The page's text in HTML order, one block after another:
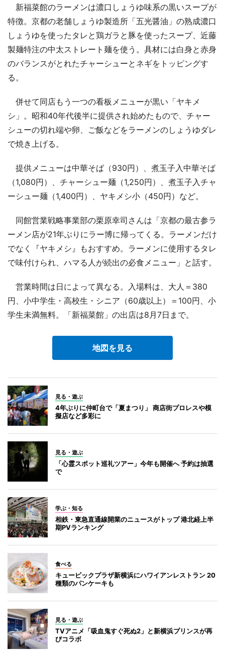
新福菜館のラーメンは濃口しょうゆ味系の黒いスープが
特徴。京都の老舗しょうゆ製造所「五光醤油」の熟成濃口
しょうゆを使ったタレと鶏ガラと豚を使ったスープ、近藤
製麺特注の中太ストレート麺を使う。具材には白身と赤身
のバランスがとれたチャーシューとネギをトッピングす
る。
併せて同店もう一つの看板メニューが黒い「ヤキメ
シ」。昭和40年代後半に提供され始めたもので、チャー
シューの切れ端や卵、ご飯などをラーメンのしょうゆダレ
で焼き上げる。
提供メニューは中華そば（930円）、煮玉子入中華そば
（1,080円）、チャーシュー麺（1,250円）、煮玉子入チャ
ーシュー麺（1,400円）、ヤキメシ小（450円）など。
同館営業戦略事業部の栗原幸司さんは「京都の最古参ラ
ーメン店が21年ぶりにラー博に帰ってくる。ラーメンだけ
でなく『ヤキメシ』もおすすめ。ラーメンに使用するタレ
で味付けられ、ハマる人が続出の必食メニュー」と話す。
営業時間は日によって異なる。入場料は、大人＝380
円、小中学生・高校生・シニア（60歳以上）＝100円、小
学生未満無料。「新福菜館」の出店は8月7日まで。
地図を見る
見る・遊ぶ
4年ぶりに仲町台で「夏まつり」 商店街プロレスや模
擬店など多彩に
見る・遊ぶ
「心霊スポット巡礼ツアー」今年も開催へ 予約は抽選
で
学ぶ・知る
相鉄・東急直通線開業のニュースがトップ 港北経上半
期PVランキング
食べる
キュービックプラザ新横浜にハワイアンレストラン 20
種類のパンケーキも
見る・遊ぶ
TVアニメ「吸血鬼すぐ死ぬ2」と新横浜プリンスが再
びコラボ